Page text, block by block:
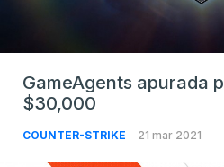
GameAgents apurada
$30,000
COUNTER-STRIKE 21 mar 2021